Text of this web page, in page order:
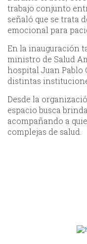
trabajo conjunto
señaló que se trata
emocional para
En la inauguración
ministro de Salud
hospital Juan Pablo
distintas
Desde la
espacio busca
acompañando a
complejas de salud.